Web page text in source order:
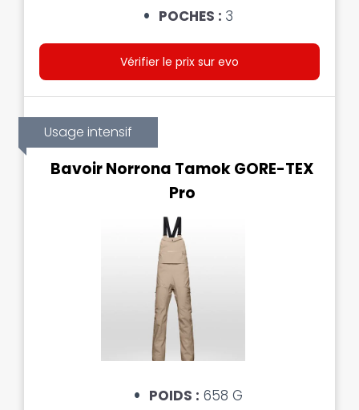
POCHES : 3
Vérifier le prix sur evo
Usage intensif
Bavoir Norrona Tamok GORE-TEX
Pro
POIDS : 658 G